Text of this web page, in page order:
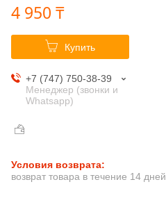
4 950 ₸
Купить
+7 (747) 750-38-39
Менеджер (звонки и
Whatsapp)
возврат товара в течение 14 дней